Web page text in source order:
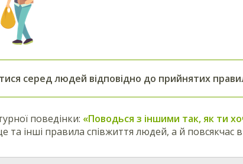
серед людей відповідно до прийнятих
поведінки: «Поводься з іншими так, як ти
та інші правила співжиття людей, а й повсякчас